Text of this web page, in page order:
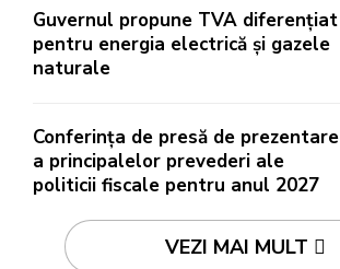
Guvernul propune TVA diferențiat
pentru energia electrică și gazele
naturale
Conferința de presă de prezentare
a principalelor prevederi ale
politicii fiscale pentru anul 2027
VEZI MAI MULT